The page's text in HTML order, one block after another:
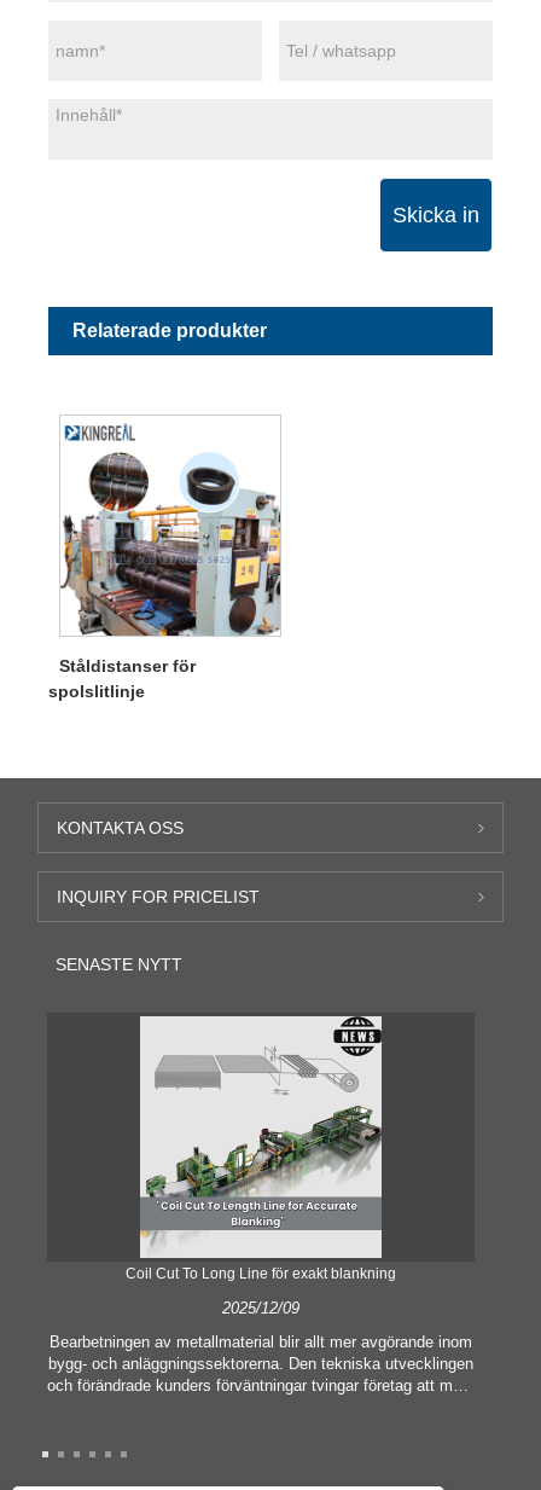
Skicka in
Relaterade produkter
Ståldistanser för
spolslitlinje
KONTAKTA OSS
INQUIRY FOR PRICELIST
SENASTE NYTT
Coil Cut To Long Line för exakt blankning
2025/12/09
Bearbetningen av metallmaterial blir allt mer avgörande inom
bygg- och anläggningssektorerna. Den tekniska utvecklingen
och förändrade kunders förväntningar tvingar företag att möta
tillräckliga för att tillfredsställa behoven hos modern industri,